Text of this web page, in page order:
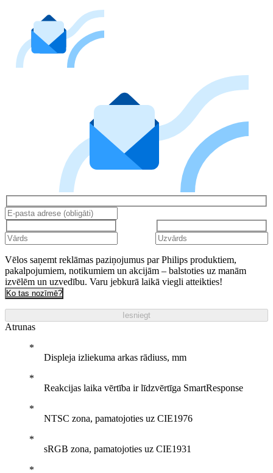
Vēlos saņemt reklāmas paziņojumus par Philips produktiem,
pakalpojumiem, notikumiem un akcijām – balstoties uz manām
izvēlēm un uzvedību. Varu jebkurā laikā viegli atteikties!
Ko tas nozīmē?
Iesniegt
Atrunas
Displeja izliekuma arkas rādiuss, mm
Reakcijas laika vērtība ir līdzvērtīga SmartResponse
NTSC zona, pamatojoties uz CIE1976
sRGB zona, pamatojoties uz CIE1931